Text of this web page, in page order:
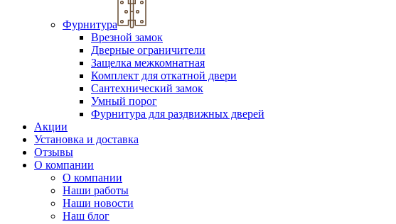
Фурнитура
Врезной замок
Дверные ограничители
Защелка межкомнатная
Комплект для откатной двери
Сантехнический замок
Умный порог
Фурнитура для раздвижных дверей
Акции
Установка и доставка
Отзывы
О компании
О компании
Наши работы
Наши новости
Наш блог